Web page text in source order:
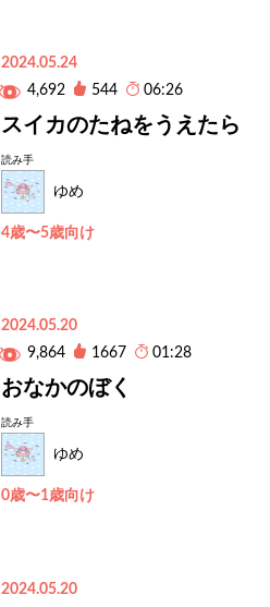
2024.05.24
4,692
544 06:26
スイカのたねをうえたら
読み手
ゆめ
4歳〜5歳向け
2024.05.20
9,864
1667 01:28
おなかのぼく
読み手
ゆめ
0歳〜1歳向け
2024.05.20